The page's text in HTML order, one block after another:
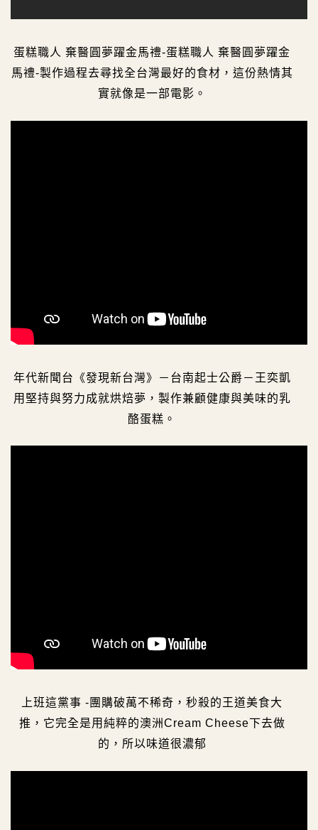
蛋糕職人 棄醫圓夢躍金馬禮-蛋糕職人 棄醫圓夢躍金
馬禮-製作過程去尋找全台灣最好的食材，這份熱情其
實就像是一部電影。
年代新聞台《發現新台灣》－台南起士公爵－王奕凱
用堅持與努力成就烘焙夢，製作兼顧健康與美味的乳
酪蛋糕。
上班這黨事 -團購破萬不稀奇，秒殺的王道美食大
推，它完全是用純粹的澳洲Cream Cheese下去做
的，所以味道很濃郁